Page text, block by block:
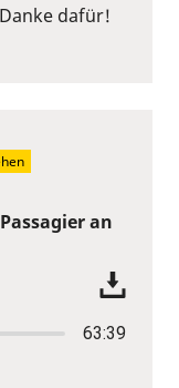
dafür!
an
63:39